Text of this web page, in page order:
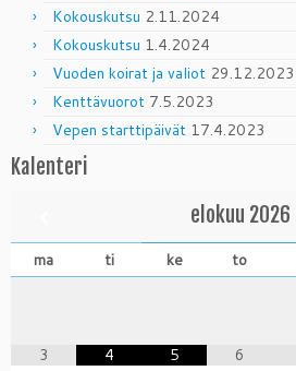
Kokouskutsu 2.11.2024
Kokouskutsu 1.4.2024
Vuoden koirat ja valiot 29.12.2023
Kenttävuorot 7.5.2023
Vepen starttipäivät 17.4.2023
Kalenteri
elokuu 2026
ma ti ke to
3 4 5 6